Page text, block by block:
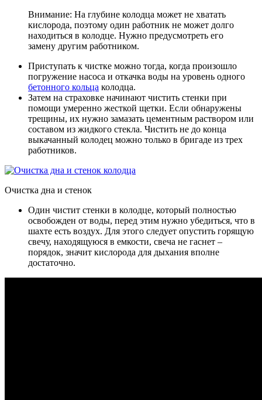
Внимание: На глубине колодца может не хватать
кислорода, поэтому один работник не может долго
находиться в колодце. Нужно предусмотреть его
замену другим работником.
Приступать к чистке можно тогда, когда произошло
погружение насоса и откачка воды на уровень одного
бетонного кольца колодца.
Затем на страховке начинают чистить стенки при
помощи умеренно жесткой щетки. Если обнаружены
трещины, их нужно замазать цементным раствором или
составом из жидкого стекла. Чистить не до конца
выкачанный колодец можно только в бригаде из трех
работников.
Очистка дна и стенок
Один чистит стенки в колодце, который полностью
освобожден от воды, перед этим нужно убедиться, что в
шахте есть воздух. Для этого следует опустить горящую
свечу, находящуюся в емкости, свеча не гаснет –
порядок, значит кислорода для дыхания вполне
достаточно.